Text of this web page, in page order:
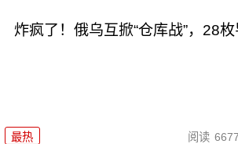
炸疯了！俄乌互掀“仓库战”，28
最热 阅读 6677